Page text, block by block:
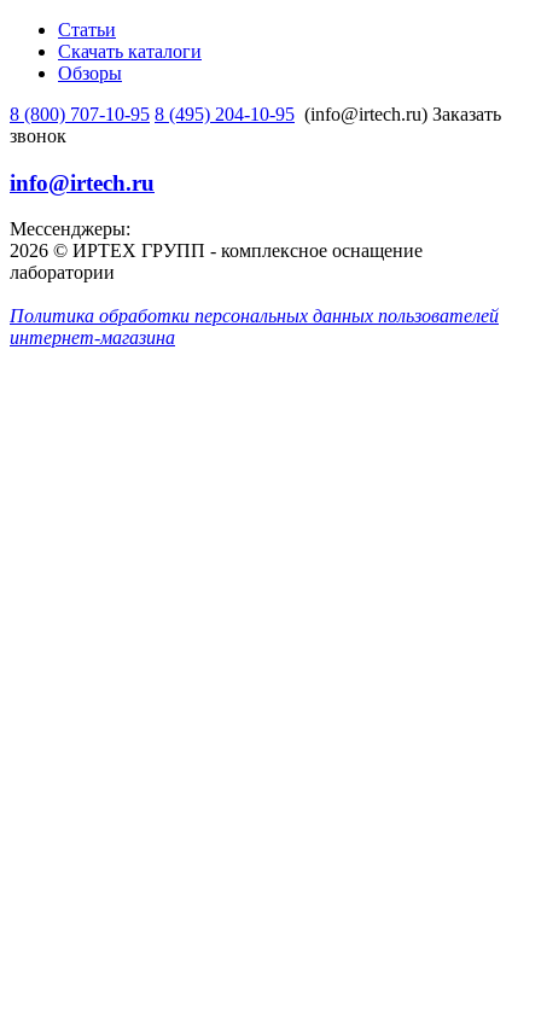
Статьи
Скачать каталоги
Обзоры
8 (800) 707-10-95 8 (495) 204-10-95 (info@irtech.ru) Заказать
звонок
info@irtech.ru
Мессенджеры:
2026 © ИРТЕХ ГРУПП - комплексное оснащение
лаборатории
Политика обработки персональных данных пользователей
интернет-магазина